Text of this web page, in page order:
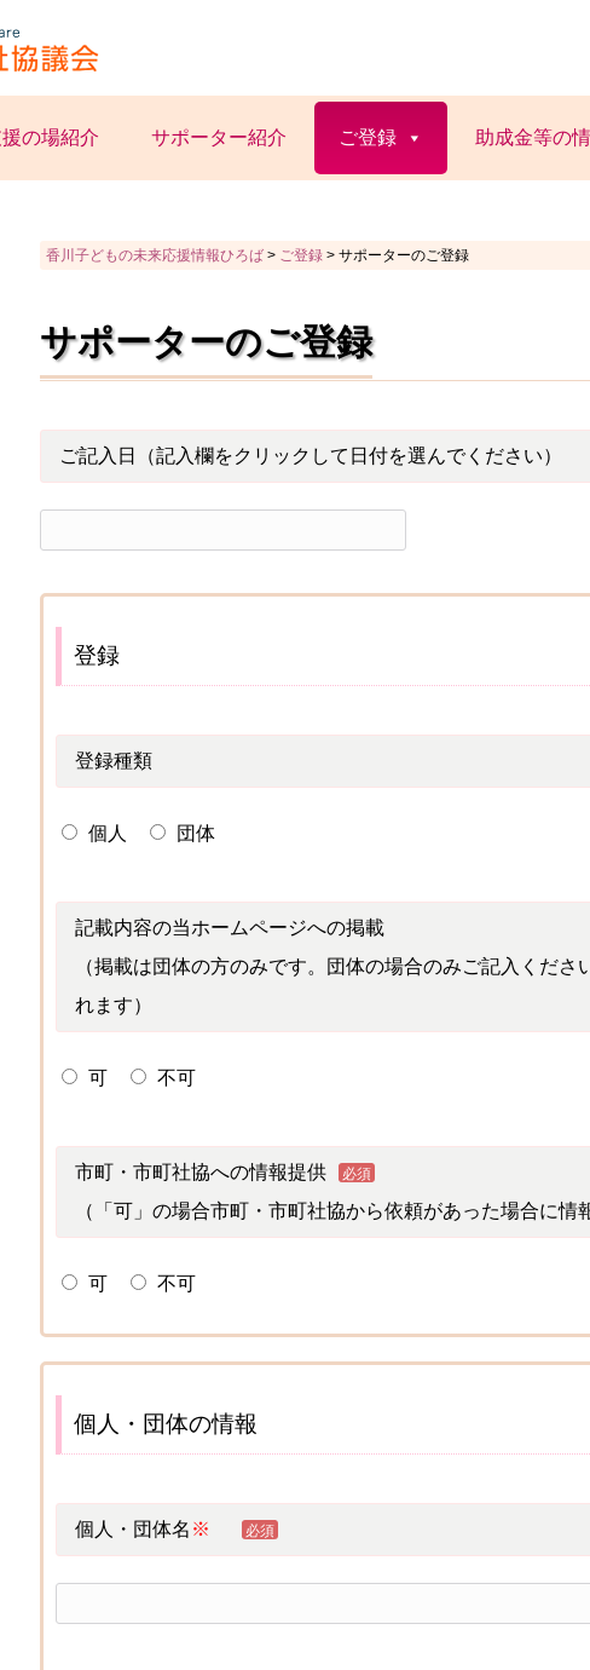
の場紹介 サポーター紹介 ご登録 助成金等の
香川子どもの未来応援情報ひろば > ご登録 > サポーターのご登録
サポーターのご登録
ご記入日（記入欄をクリックして日付を選んでください）
登録
登録種類
個人 団体
記載内容の当ホームページへの掲載
（掲載は団体の方のみです。団体の場合のみご記入くださ
れます）
可 不可
市町・市町社協への情報提供 必須
（「可」の場合市町・市町社協から依頼があった場合に情
可 不可
個人・団体の情報
個人・団体名 ※ 必須